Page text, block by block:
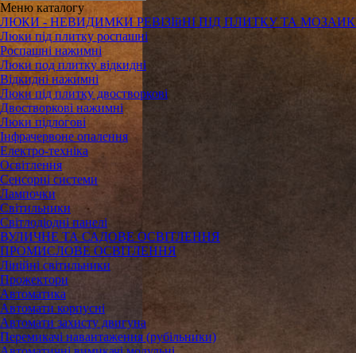
Меню каталогу
ЛЮКИ - НЕВИДИМКИ РЕВІЗІйНІ ПІД ПЛИТКУ ТА
Люки під плитку роспашні
Роспашні нажимні
Люки под плитку відкидні
Відкидні нажимні
Люки під плитку двостворкові
Двостворкові нажимні
Люки підлогові
Інфрачервоне опалення
Електро-техніка
Освітлення
Сенсорні системи
Лампочки
Світильники
Світлодіодні панелі
ВУЛИЧНЕ ТА САДОВЕ ОСВІТЛЕННЯ
ПРОМИСЛОВЕ ОСВІТЛЕННЯ
Лінійні світильники
Прожектори
Автоматика
Автомати корпусні
Автомати захисту двигуна
Перемикачі навантаження (рубільники)